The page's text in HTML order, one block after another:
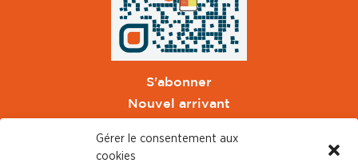
Gérer le consentement aux
cookies
S'abonner
Nouvel arrivant